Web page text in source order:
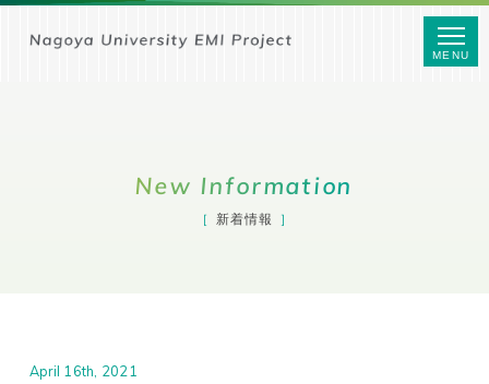
New Information
新着情報
April 16th, 2021
MENU